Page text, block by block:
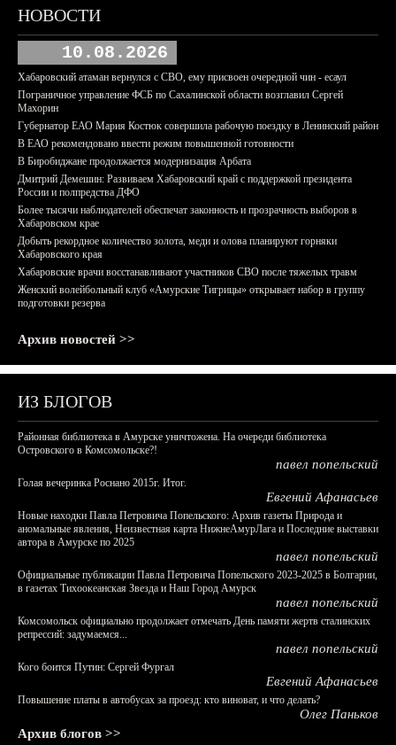
НОВОСТИ
10.08.2026
Хабаровский атаман вернулся с СВО, ему присвоен очередной чин - есаул
Пограничное управление ФСБ по Сахалинской области возглавил Сергей
Махорин
Губернатор ЕАО Мария Костюк совершила рабочую поездку в Ленинский район
В ЕАО рекомендовано ввести режим повышенной готовности
В Биробиджане продолжается модернизация Арбата
Дмитрий Демешин: Развиваем Хабаровский край с поддержкой президента
России и полпредства ДФО
Более тысячи наблюдателей обеспечат законность и прозрачность выборов в
Хабаровском крае
Добыть рекордное количество золота, меди и олова планируют горняки
Хабаровского края
Хабаровские врачи восстанавливают участников СВО после тяжелых травм
Женский волейбольный клуб «Амурские Тигрицы» открывает набор в группу
подготовки резерва
Архив новостей >>
ИЗ БЛОГОВ
Районная библиотека в Амурске уничтожена. На очереди библиотека
Островского в Комсомольске?!
павел попельский
Голая вечеринка Роснано 2015г. Итог.
Евгений Афанасьев
Новые находки Павла Петровича Попельского: Архив газеты Природа и
аномальные явления, Неизвестная карта НижнеАмурЛага и Последние выставки
автора в Амурске по 2025
павел попельский
Официальные публикации Павла Петровича Попельского 2023-2025 в Болгарии,
в газетах Тихоокеанская Звезда и Наш Город Амурск
павел попельский
Комсомольск официально продолжает отмечать День памяти жертв сталинских
репрессий: задумаемся...
павел попельский
Кого боится Путин: Сергей Фургал
Евгений Афанасьев
Повышение платы в автобусах за проезд: кто виноват, и что делать?
Олег Паньков
Архив блогов >>